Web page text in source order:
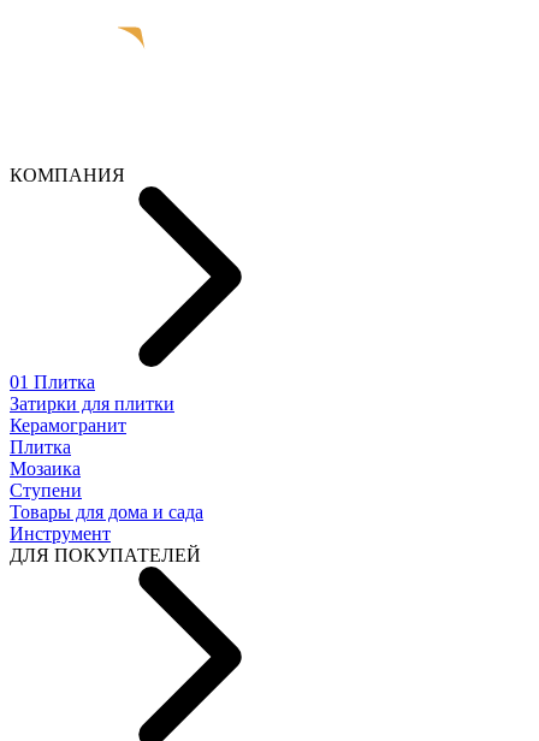
КОМПАНИЯ
01 Плитка
Затирки для плитки
Керамогранит
Плитка
Мозаика
Ступени
Товары для дома и сада
Инструмент
ДЛЯ ПОКУПАТЕЛЕЙ